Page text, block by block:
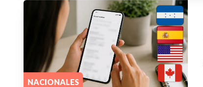
NACIONALES